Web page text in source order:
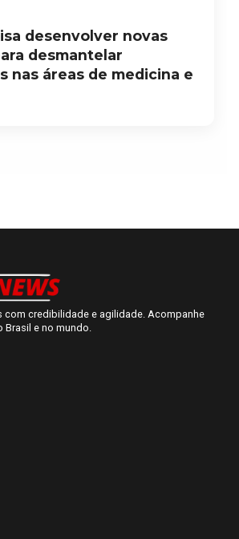
desenvolver novas
desmantelar
nas áreas de medicina e
com credibilidade e agilidade. Acompanhe
Brasil e no mundo.